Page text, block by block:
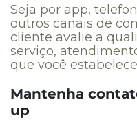
Seja por app,
outros canais de
cliente avalie a
serviço,
que você
Mantenha
up